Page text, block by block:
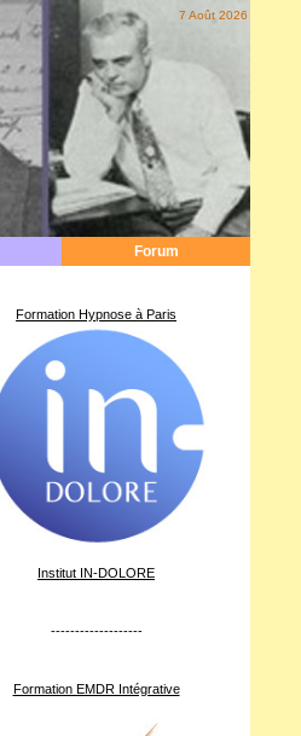
7 Août 2026
Forum
Formation Hypnose à Paris
Institut IN-DOLORE
-------------------
Formation EMDR Intégrative